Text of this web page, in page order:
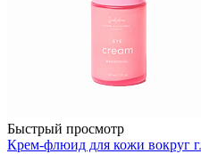
Быстрый просмотр
Крем-флюид для кожи вокруг